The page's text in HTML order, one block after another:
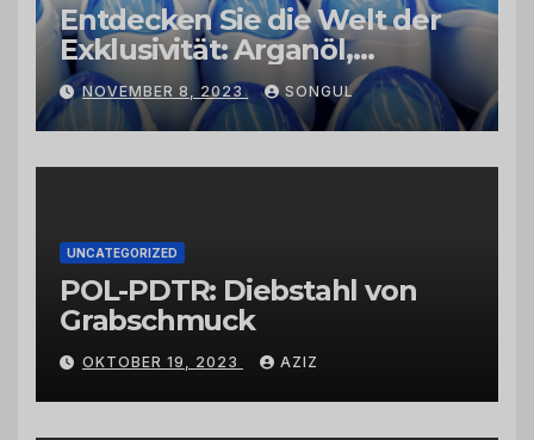
Entdecken Sie die Welt der
Exklusivität: Arganöl,
Kaktusfeigenkernöl und
Schwarzkümmelöl von
vertrauenswürdigen
Großhändlern und Anbietern
NOVEMBER 8, 2023 SONGUL
UNCATEGORIZED
POL-PDTR: Diebstahl von
Grabschmuck
OKTOBER 19, 2023 AZIZ